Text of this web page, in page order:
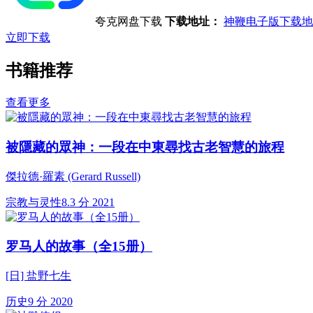
夸克网盘下载 下载地址： 神鞭电子版下载
立即下载
书籍推荐
查看更多
被隱藏的眾神：一段在中東尋找古老智慧的旅程
傑拉德·羅素 (Gerard Russell)
宗教与灵性8.3 分 2021
罗马人的故事（全15册）
[日] 盐野七生
历史9 分 2020